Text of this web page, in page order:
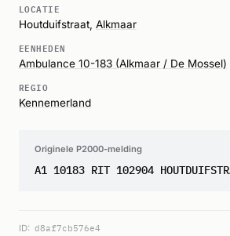
LOCATIE
Houtduifstraat, Alkmaar
EENHEDEN
Ambulance 10-183 (Alkmaar / De Mossel)
REGIO
Kennemerland
Originele P2000-melding
A1 10183 RIT 102904
ID: d8af7cb576e4